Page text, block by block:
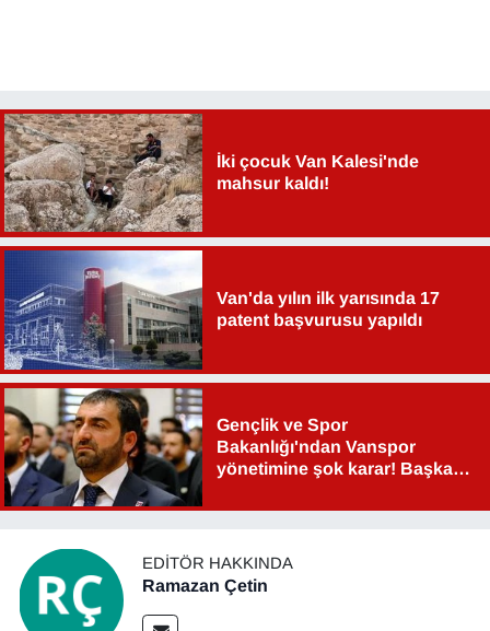
İki çocuk Van Kalesi'nde
mahsur kaldı!
Van'da yılın ilk yarısında 17
patent başvurusu yapıldı
Gençlik ve Spor
Bakanlığı'ndan Vanspor
yönetimine şok karar! Başkan
EDITÖR HAKKINDA
Ramazan Çetin
SPOR
TEBRİK
TEKNOLOJİ
Turizm
VAN'DA SPOR
Vasıta
YAŞAM
YEREL